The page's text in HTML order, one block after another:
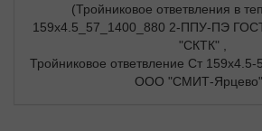
(Тройниковое ответвления в
159х4.5_57_1400_880 2-ППУ-ПЭ
"СКТК" ,
Тройниковое ответвление Ст
ООО "СМИТ-